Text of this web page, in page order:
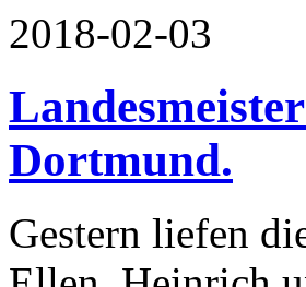
2018-02-03
Dortmund.
Gestern liefen